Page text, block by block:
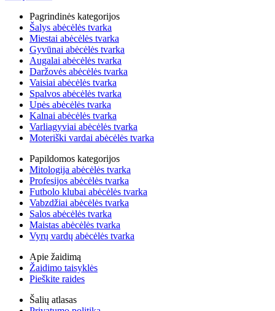
Pagrindinės kategorijos
Šalys abėcėlės tvarka
Miestai abėcėlės tvarka
Gyvūnai abėcėlės tvarka
Augalai abėcėlės tvarka
Daržovės abėcėlės tvarka
Vaisiai abėcėlės tvarka
Spalvos abėcėlės tvarka
Upės abėcėlės tvarka
Kalnai abėcėlės tvarka
Varliagyviai abėcėlės tvarka
Moteriški vardai abėcėlės tvarka
Papildomos kategorijos
Mitologija abėcėlės tvarka
Profesijos abėcėlės tvarka
Futbolo klubai abėcėlės tvarka
Vabzdžiai abėcėlės tvarka
Salos abėcėlės tvarka
Maistas abėcėlės tvarka
Vyrų vardų abėcėlės tvarka
Apie žaidimą
Žaidimo taisyklės
Pieškite raides
Šalių atlasas